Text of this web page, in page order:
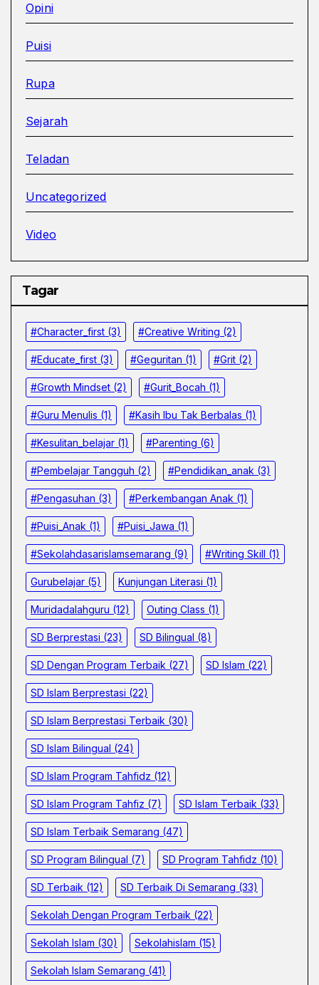
Opini
Puisi
Rupa
Sejarah
Teladan
Uncategorized
Video
Tagar
#character_first (3) #Creative Writing (2)
#educate_first (3) #Geguritan (1) #grit (2)
#growth Mindset (2) #Gurit_Bocah (1)
#Guru Menulis (1) #kasih Ibu Tak Berbalas (1)
#kesulitan_belajar (1) #parenting (6)
#pembelajar Tangguh (2) #pendidikan_anak (3)
#pengasuhan (3) #Perkembangan Anak (1)
#Puisi_Anak (1) #Puisi_Jawa (1)
#sekolahdasarislamsemarang (9) #Writing Skill (1)
Gurubelajar (5) Kunjungan Literasi (1)
Muridadalahguru (12) Outing Class (1)
SD Berprestasi (23) SD Bilingual (8)
SD Dengan Program Terbaik (27) SD Islam (22)
SD Islam Berprestasi (22)
SD Islam Berprestasi Terbaik (30)
SD Islam Bilingual (24)
SD Islam Program Tahfidz (12)
SD Islam Program Tahfiz (7) SD Islam Terbaik (33)
SD Islam Terbaik Semarang (47)
SD Program Bilingual (7) SD Program Tahfidz (10)
SD Terbaik (12) SD Terbaik Di Semarang (33)
Sekolah Dengan Program Terbaik (22)
Sekolah Islam (30) Sekolahislam (15)
Sekolah Islam Semarang (41)